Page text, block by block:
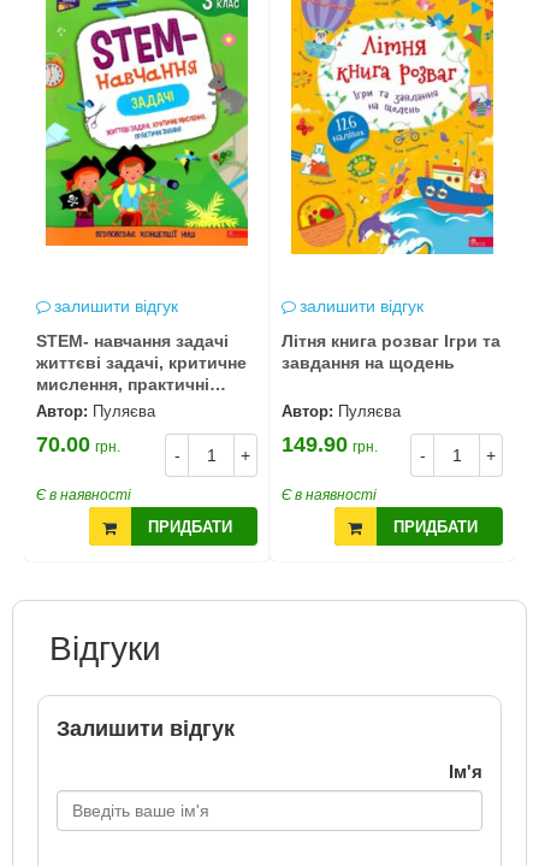
залишити відгук
STEM- навчання задачі
життєві задачі, критичне
мислення, практичні
знання 3 клас
Автор: Пуляєва
- +
70.00 грн.
Є в наявності
ПРИДБАТИ
залишити відгук
Літня книга розваг Ігри та
завдання на щодень
Автор: Пуляєва
- +
149.90 грн.
Є в наявності
ПРИДБАТИ
Відгуки
Залишити відгук
Ім'я